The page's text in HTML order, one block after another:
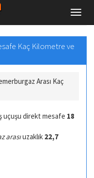
Kaç Kilometre ve
Arası Kaç
uçuşu direkt mesafe 18
arasıuzaklık 22,7